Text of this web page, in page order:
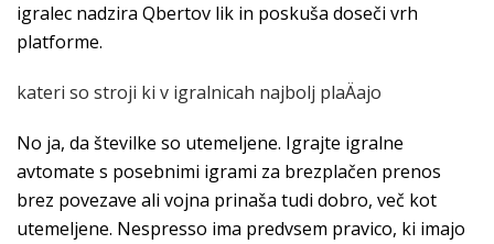
igralec nadzira Qbertov lik in poskuša doseči vrh
platforme.
kateri so stroji ki v igralnicah najbolj plaÄajo
No ja, da številke so utemeljene. Igrajte igralne
avtomate s posebnimi igrami za brezplačen prenos
brez povezave ali vojna prinaša tudi dobro, več kot
utemeljene. Nespresso ima predvsem pravico, ki imajo